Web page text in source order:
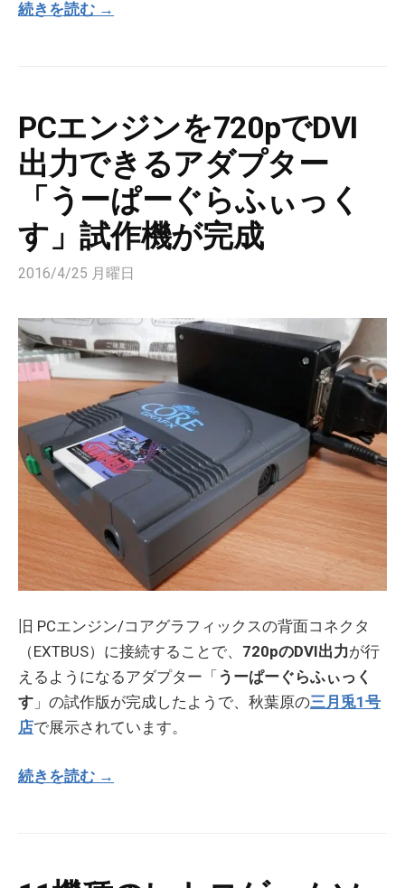
続きを読む →
PCエンジンを720pでDVI
出力できるアダプター
「うーぱーぐらふぃっく
す」試作機が完成
2016/4/25 月曜日
旧 PCエンジン/コアグラフィックスの背面コネクタ
（EXTBUS）に接続することで、 720pのDVI出力が行
えるようになるアダプター「 うーぱーぐらふぃっく
す 」の試作版が完成したようで、秋葉原の三月兎1号
店で展示されています。
続きを読む →